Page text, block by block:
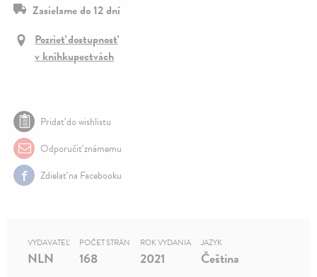
Zasielame do 12 dní
Pozrieť dostupnosť
v kníhkupectvách
Pridať do wishlistu
Odporučiť známemu
Zdielať na Facebooku
VYDAVATEĽ
NLN
POČET STRÁN
168
ROK VYDANIA
2021
JAZYK
Čeština